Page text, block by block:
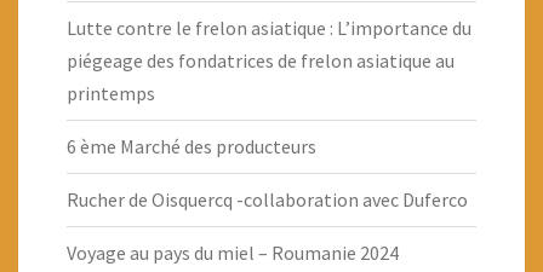
Lutte contre le frelon asiatique : L’importance du
piégeage des fondatrices de frelon asiatique au
printemps
6 ème Marché des producteurs
Rucher de Oisquercq -collaboration avec Duferco
Voyage au pays du miel – Roumanie 2024